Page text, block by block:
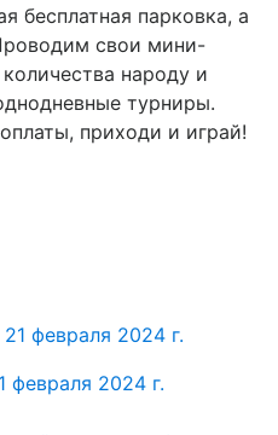
бесплатная парковка, а
свои мини-
народу и
турниры.
приходи и играй!
февраля 2024 г.